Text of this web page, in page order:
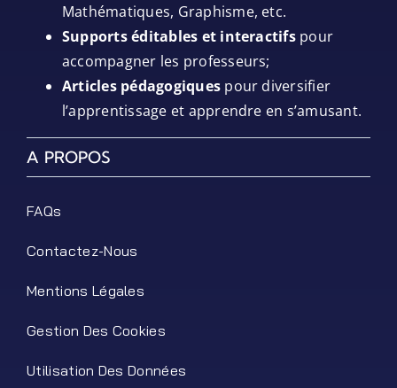
Mathématiques, Graphisme, etc.
Supports éditables et interactifspour
accompagner les professeurs;
Articles pédagogiques pour diversifier
l’apprentissage et apprendre en s’amusant.
A PROPOS
FAQs
Contactez-Nous
Mentions Légales
Gestion Des Cookies
Utilisation Des Données